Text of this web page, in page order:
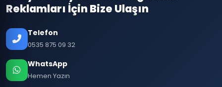
Reklamları İçin Bize Ulaşın
Telefon
0535 875 09 32
WhatsApp
Hemen Yazın